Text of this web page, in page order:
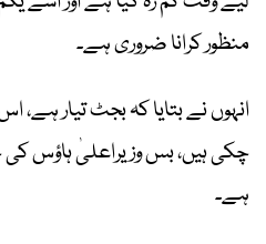
منظور کرانا ضروری ہے۔
انہوں نے بتایا کہ بجٹ تیار ہے،
چکی ہیں، بس وزیراعلیٰ ہاؤس کی
ہے۔